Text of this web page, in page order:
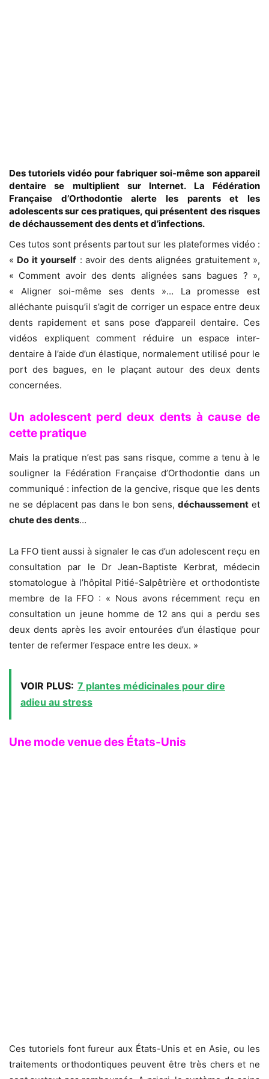
Des tutoriels vidéo pour fabriquer soi-même son appareil
dentaire se multiplient sur Internet. La Fédération
Française d’Orthodontie alerte les parents et les
adolescents sur ces pratiques, qui présentent des risques
de déchaussement des dents et d’infections.
Ces tutos sont présents partout sur les plateformes vidéo :
« Do it yourself : avoir des dents alignées gratuitement »,
« Comment avoir des dents alignées sans bagues ? »,
« Aligner soi-même ses dents »… La promesse est
alléchante puisqu’il s’agit de corriger un espace entre deux
dents rapidement et sans pose d’appareil dentaire. Ces
vidéos expliquent comment réduire un espace inter-
dentaire à l’aide d’un élastique, normalement utilisé pour le
port des bagues, en le plaçant autour des deux dents
concernées.
Un adolescent perd deux dents à cause de
cette pratique
Mais la pratique n’est pas sans risque, comme a tenu à le
souligner la Fédération Française d’Orthodontie dans un
communiqué : infection de la gencive, risque que les dents
ne se déplacent pas dans le bon sens,déchaussement et
chute des dents…
La FFO tient aussi à signaler le cas d’un adolescent reçu en
consultation par le Dr Jean-Baptiste Kerbrat, médecin
stomatologue à l’hôpital Pitié-Salpêtrière et orthodontiste
membre de la FFO : « Nous avons récemment reçu en
consultation un jeune homme de 12 ans qui a perdu ses
deux dents après les avoir entourées d’un élastique pour
tenter de refermer l’espace entre les deux. »
VOIR PLUS: 7 plantes médicinales pour dire
adieu au stress
Une mode venue des États-Unis
Ces tutoriels font fureur aux États-Unis et en Asie, ou les
traitements orthodontiques peuvent être très chers et ne